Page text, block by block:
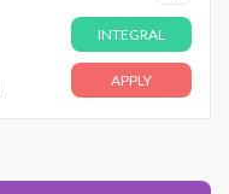
INTEGRAL
APPLY